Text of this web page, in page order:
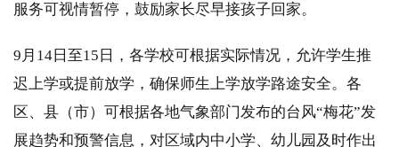
服务可视情暂停，鼓励家长尽早接孩子回家。
9月14日至15日，各学校可根据实际情况，允许学生推
迟上学或提前放学，确保师生上学放学路途安全。各
区、县（市）可根据各地气象部门发布的台风“梅花”发
展趋势和预警信息，对区域内中小学、幼儿园及时作出